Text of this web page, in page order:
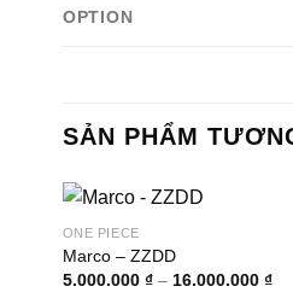
OPTION
SẢN PHẨM
ONE PIECE
Marco – ZZDD
5.000.000 ₫ – 16.000.000 ₫